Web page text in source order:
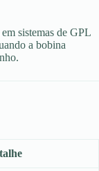
sistemas de GPL
a bobina